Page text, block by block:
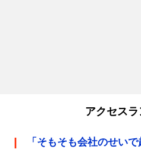
アクセス
「そもそも会社のせい